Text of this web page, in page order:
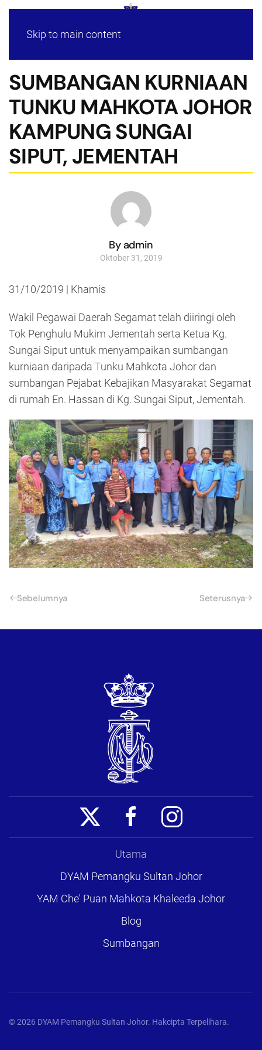
Skip to main content
SUMBANGAN KURNIAAN
TUNKU MAHKOTA JOHOR
KAMPUNG SUNGAI
SIPUT, JEMENTAH
By admin
Oktober 31, 2019
31/10/2019 | Khamis
Wakil Pegawai Daerah Segamat telah diiringi oleh
Tok Penghulu Mukim Jementah serta Ketua Kg.
Sungai Siput untuk menyampaikan sumbangan
kurniaan daripada Tunku Mahkota Johor dan
sumbangan Pejabat Kebajikan Masyarakat Segamat
di rumah En. Hassan di Kg. Sungai Siput, Jementah.
Sebelumnya Seterusnya
Utama
DYAM Pemangku Sultan Johor
YAM Che' Puan Mahkota Khaleeda Johor
Blog
Sumbangan
©2026 DYAM Pemangku Sultan Johor. Hakcipta Terpelihara.